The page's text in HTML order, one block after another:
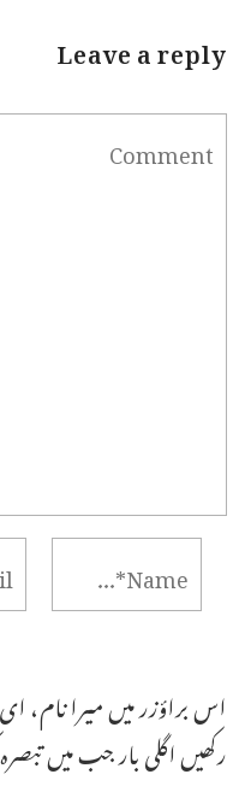
Leave a reply
اس براؤزر میں میرا
رکھیں اگلی بار جب میں